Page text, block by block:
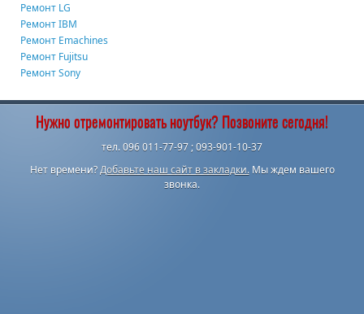
Ремонт LG
Ремонт IBM
Ремонт Emachines
Ремонт Fujitsu
Ремонт Sony
Нужно отремонтировать ноутбук? Позвоните сегодня!
тел. 096 011-77-97 ; 093-901-10-37
Нет времени?Добавьте наш сайт в закладки.Мы ждем вашего
звонка.